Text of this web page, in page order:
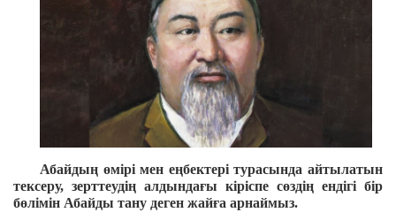
Абайдың өмірі мен еңбектері турасында айтылатын
тексеру, зерттеудің алдындағы кіріспе сөздің ендігі бір
бөлімін Абайды тану деген жайға арнаймыз.